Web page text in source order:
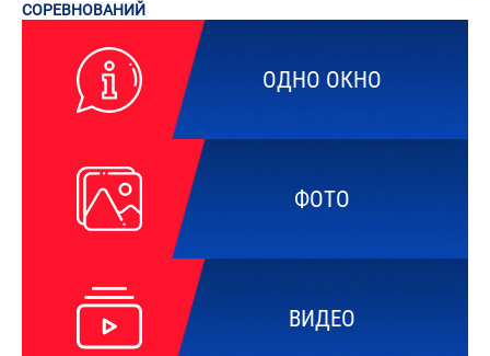
ОДНО ОКНО
ФОТО
ВИДЕО
СОРЕВНОВАНИЙ